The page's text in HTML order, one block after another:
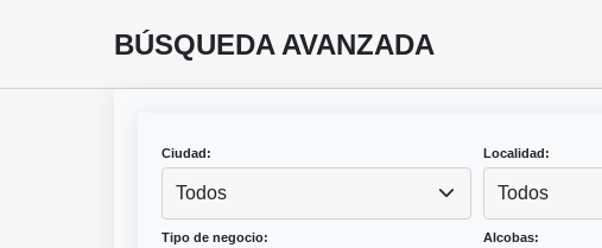
BÚSQUEDA AVANZADA
Ciudad:
Todos
Localidad:
Todos
Tipo de negocio: Alcobas: